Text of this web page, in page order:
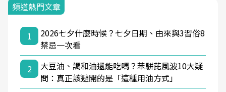
頻道熱門文章
1
2026七夕什麼時候？七夕日期、由來與3習俗8
禁忌一次看
2
大豆油、調和油還能吃嗎？苯駢芘風波10大疑
問：真正該避開的是「這種用油方式」